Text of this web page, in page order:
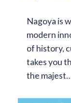
Nagoya is
modern
of history,
takes you
the